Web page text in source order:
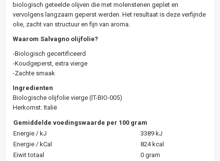
biologisch geteelde olijven die met molenstenen geplet en
vervolgens langzaam geperst werden. Het resultaat is deze verfijnde
olie, zacht van structuur en fijn van aroma.
Waarom Salvagno olijfolie?
-Biologisch gecertificeerd
-Koudgeperst, extra vierge
-Zachte smaak
Ingredienten
Biologische olijfolie vierge (IT-BIO-005)
Herkomst: Italië
Gemiddelde voedingswaarde per 100 gram
Energie / kJ
3389 kJ
Energie / kCal
824 kcal
Eiwit totaal
0 gram